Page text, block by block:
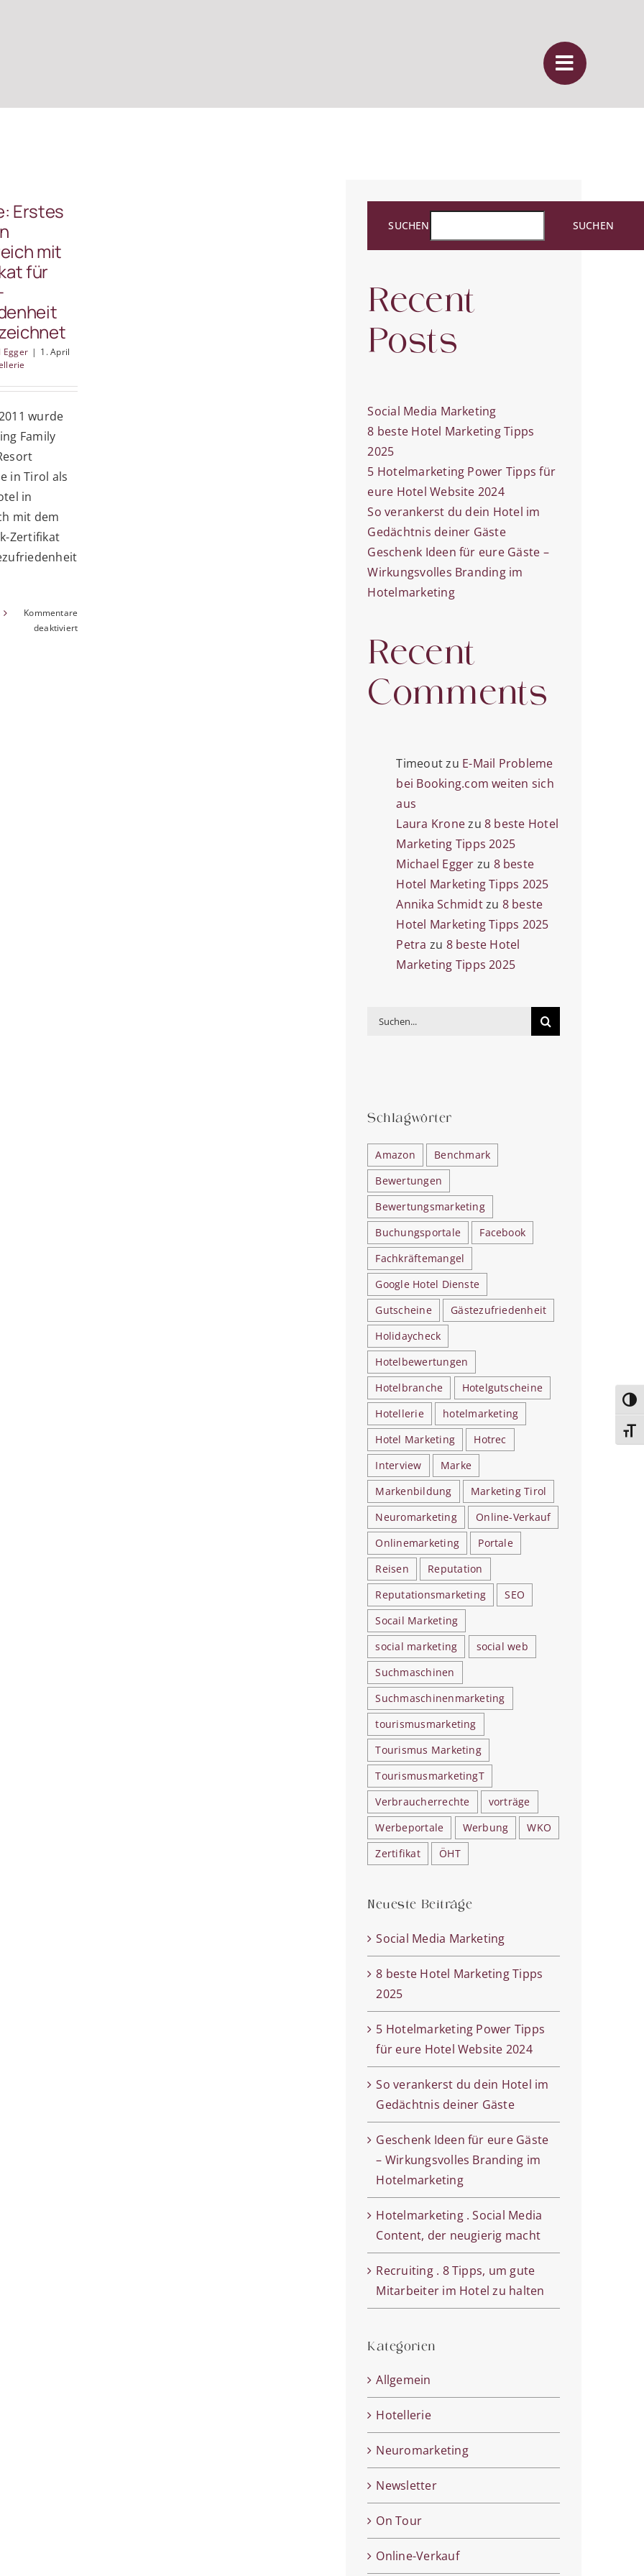
Erstes
mit
für
Egger | 1. April
wurde
Family
in Tirol als
in
mit dem
Zertifikat
Kommentare
deaktiviertfür
SUCHEN SUCHEN
Recent
Posts
Social Media Marketing
8 beste Hotel Marketing Tipps
2025
5 Hotelmarketing Power Tipps für
eure Hotel Website 2024
So verankerst du dein Hotel im
Gedächtnis deiner Gäste
Geschenk Ideen für eure Gäste –
Wirkungsvolles Branding im
Hotelmarketing
Recent
Comments
Timeoutzu E-Mail Probleme
bei Booking.com weiten sich
aus
Laura Kronezu8 beste Hotel
Marketing Tipps 2025
Michael Egger zu 8 beste
Hotel Marketing Tipps 2025
Annika Schmidtzu 8 beste
Hotel Marketing Tipps 2025
Petra zu 8 beste Hotel
Marketing Tipps 2025
Suche
Schlagwörter
Amazon
Benchmark
Bewertungen
Bewertungsmarketing
Buchungsportale
Facebook
Fachkräftemangel
Google Hotel Dienste
Gutscheine
Gästezufriedenheit
Holidaycheck
Hotelbewertungen
Hotelbranche
Hotelgutscheine
Hotellerie
hotelmarketing
Hotel Marketing
Hotrec
Interview
Marke
Markenbildung
Marketing Tirol
Neuromarketing
Online-Verkauf
Onlinemarketing
Portale
Reisen
Reputation
Reputationsmarketing
SEO
Socail Marketing
social marketing
social web
Suchmaschinen
Suchmaschinenmarketing
tourismusmarketing
Tourismus Marketing
TourismusmarketingT
Verbraucherrechte
vorträge
Werbeportale
Werbung
WKO
Zertifikat
ÖHT
Neueste Beiträge
Social Media Marketing
8 beste Hotel Marketing Tipps
2025
5 Hotelmarketing Power Tipps
für eure Hotel Website 2024
So verankerst du dein Hotel im
Gedächtnis deiner Gäste
Geschenk Ideen für eure Gäste
– Wirkungsvolles Branding im
Hotelmarketing
Hotelmarketing . Social Media
Content, der neugierig macht
Recruiting . 8 Tipps, um gute
Mitarbeiter im Hotel zu halten
Kategorien
Allgemein
Hotellerie
Neuromarketing
Newsletter
On Tour
Online-Verkauf